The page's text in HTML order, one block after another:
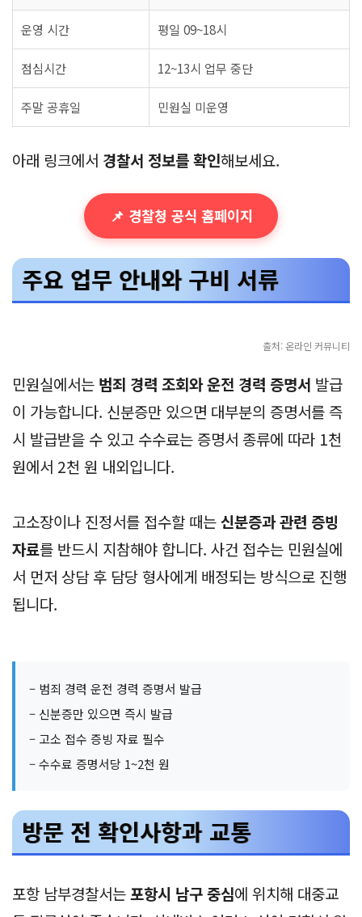
운영 시간 평일 09~18시
점심시간 12~13시 업무 중단
주말 공휴일 민원실 미운영
아래 링크에서 경찰서 정보를 확인해보세요.
📌 경찰청 공식 홈페이지
주요 업무 안내와 구비 서류
출처: 온라인 커뮤니티
민원실에서는 범죄 경력 조회와 운전 경력 증명서 발급
이 가능합니다. 신분증만 있으면 대부분의 증명서를 즉
시 발급받을 수 있고 수수료는 증명서 종류에 따라 1천
원에서 2천 원 내외입니다.
고소장이나 진정서를 접수할 때는신분증과 관련 증빙
자료를 반드시 지참해야 합니다. 사건 접수는 민원실에
서 먼저 상담 후 담당 형사에게 배정되는 방식으로 진행
됩니다.
– 범죄 경력 운전 경력 증명서 발급
– 신분증만 있으면 즉시 발급
– 고소 접수 증빙 자료 필수
– 수수료 증명서당 1~2천 원
방문 전 확인사항과 교통
포항 남부경찰서는포항시 남구 중심에 위치해 대중교